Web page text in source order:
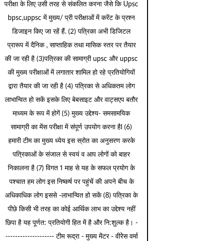
परीक्षा के लिए उसी तरह से संकलित करना जैसे कि Upsc
bpsc,uppsc में मुख्य/ प्री परीक्षाओं में करेंट के प्रश्न
डिजाइन किए जा रहें हैं. (2) पत्रिका अभी डिजिटल
प्रारूप में दैनिक , साप्ताहिक तथा मासिक स्तर पर तैयार
की जा रही है (3)पत्रिका की सामाग्री upsc और uppsc
की मुख्य परीक्षाओं में लगातार शामिल हो रहे प्रतियोगियों
द्वारा तैयार की जा रही है (4) पत्रिका से अधिकतम लोग
लाभान्वित हो सकें इसके लिए बेबसाइट और वाट्सएप बतौर
माध्यम के रूप में होगें (5) मुख्य उद्देश्य- समसामयिक
सामाग्री का मेंस परीक्षा में संपूर्ण उपयोग करना हैl (6)
हमारी टीम का मुख्य ध्येय इस स्रोत का अनुसरण करके
पत्रिकाओं के संजाल से स्वयं व आप लोगों को बाहर
निकालना है (7) विगत 1 माह से यह के सफल प्रयोग के
पश्चात हम लोग इस निष्कर्ष पर पहुंचें की अपने बीच के
अधिकाधिक लोग इससे -लाभान्वित हो सकें (8) पत्रिका के
पीछे किसी भी तरह का कोई आर्थिक लाभ का उद्देश्य नहीं
छिपा है यह पूर्णत: प्रतियोगी हित में है और नि:शुल्क है। -
-------------------- टीम रूद्रा - मुख्य मेंटर - वीरेेस वर्मा